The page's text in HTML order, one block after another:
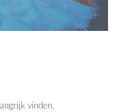
vinden,